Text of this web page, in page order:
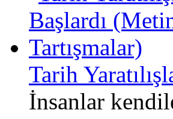
Tarih
İnsanlar